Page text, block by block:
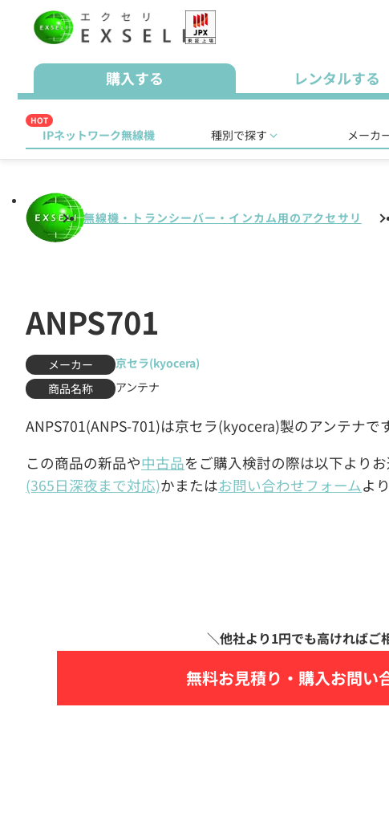
購入する レンタルする
HOT
IPネットワーク無線機 種別で探す メーカ
無線機・トランシーバー・インカム用のアクセサリ
ANPS701
メーカー
京セラ(kyocera)
商品名称
アンテナ
ANPS701(ANPS-701)は京セラ(kyocera)製のアンテナです
この商品の新品や中古品をご購入検討の際は以下より
(365日深夜まで対応)かまたはお問い合わせフォームよ
無料お見積り・ 購入お問い